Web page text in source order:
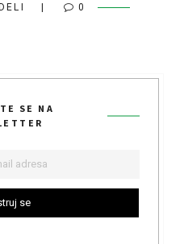
0
SE NA